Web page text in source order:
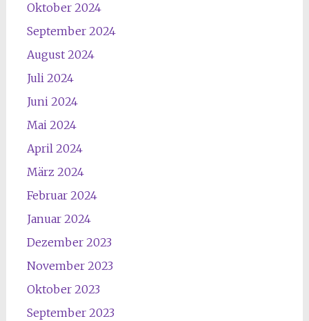
Oktober 2024
September 2024
August 2024
Juli 2024
Juni 2024
Mai 2024
April 2024
März 2024
Februar 2024
Januar 2024
Dezember 2023
November 2023
Oktober 2023
September 2023